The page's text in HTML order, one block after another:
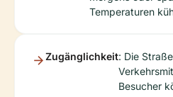
Temperaturen
Zugänglichkeit: Die
Besucher